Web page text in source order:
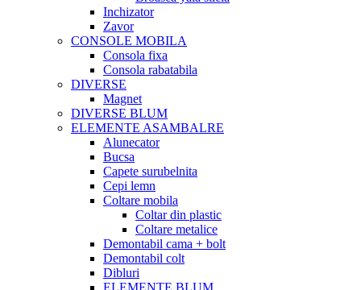
Inchizator
Zavor
CONSOLE MOBILA
Consola fixa
Consola rabatabila
DIVERSE
Magnet
DIVERSE BLUM
ELEMENTE ASAMBALRE
Alunecator
Bucsa
Capete surubelnita
Cepi lemn
Coltare mobila
Coltar din plastic
Coltare metalice
Demontabil cama + bolt
Demontabil colt
Dibluri
ELEMENTE BLUM